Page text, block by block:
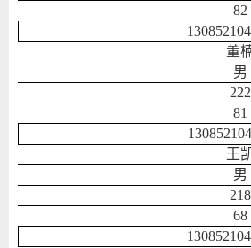
82
董
男
222
81
王
男
218
68